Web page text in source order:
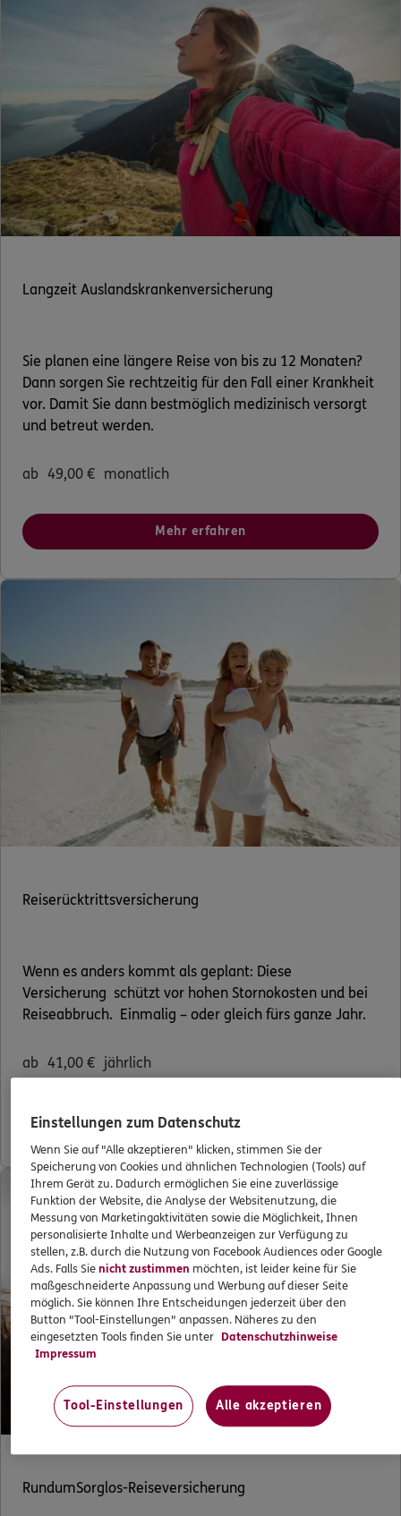
Langzeit Auslandskrankenversicherung
Sie planen eine längere Reise von bis zu 12 Monaten?
Dann sorgen Sie rechtzeitig für den Fall einer Krankheit
vor. Damit Sie dann bestmöglich medizinisch versorgt
und betreut werden.
ab 49,00 € monatlich
Mehr erfahren
Reiserücktrittsversicherung
Wenn es anders kommt als geplant: Diese
Versicherung schützt vor hohen Stornokosten und bei
Reiseabbruch. Einmalig – oder gleich fürs ganze Jahr.
ab 41,00 € jährlich
Mehr erfahren
RundumSorglos-Reiseversicherung
Einstellungen zum Datenschutz
Wenn Sie auf "Alle akzeptieren" klicken, stimmen Sie der
Speicherung von Cookies und ähnlichen Technologien (Tools) auf
Ihrem Gerät zu. Dadurch ermöglichen Sie eine zuverlässige
Funktion der Website, die Analyse der Websitenutzung, die
Messung von Marketingaktivitäten sowie die Möglichkeit, Ihnen
personalisierte Inhalte und Werbeanzeigen zur Verfügung zu
stellen, z.B. durch die Nutzung von Facebook Audiences oder Google
Ads. Falls Sienicht zustimmen möchten, ist leider keine für Sie
maßgeschneiderte Anpassung und Werbung auf dieser Seite
möglich. Sie können Ihre Entscheidungen jederzeit über den
Button "Tool-Einstellungen" anpassen. Näheres zu den
eingesetzten Tools finden Sie unter Datenschutzhinweise
Impressum
Tool-Einstellungen Alle akzeptieren